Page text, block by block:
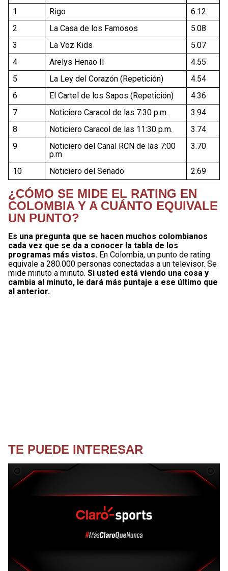
1
Rigo
6.12
2
La Casa de los Famosos
5.08
3
La Voz Kids
5.07
4
Arelys Henao II
4.55
5
La Ley del Corazón (Repetición)
4.54
6
El Cartel de los Sapos (Repetición)
4.36
7
Noticiero Caracol de las 7:30 p.m.
3.94
8
Noticiero Caracol de las 11:30 p.m.
3.74
9
Noticiero del Canal RCN de las 7:00
p.m
3.70
10 Noticiero del Senado 2.69
¿CÓMO SE MIDE EL RATING EN
COLOMBIA Y A CUÁNTO EQUIVALE
UN PUNTO?
Es una pregunta que se hacen muchos colombianos
cada vez que se da a conocer la tabla de los
programas más vistos. En Colombia, un punto de rating
equivale a 280.000 personas conectadas a un televisor. Se
mide minuto a minuto. Si usted está viendo una cosa y
cambia al minuto, le dará más puntaje a ese último que
al anterior.
TE PUEDE INTERESAR